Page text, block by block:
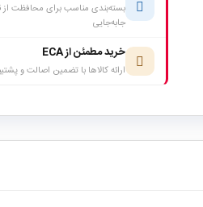
بسته‌بندی مناسب برای محافظت
جابه‌جایی
خرید مطمئن از ECA
ارائه کالاها با تضمین اصالت و